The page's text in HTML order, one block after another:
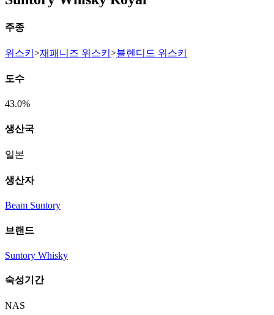
주종
위스키 >재패니즈 위스키 >블렌디드 위스키
도수
43.0%
생산국
일본
생산자
Beam Suntory
브랜드
Suntory Whisky
숙성기간
NAS